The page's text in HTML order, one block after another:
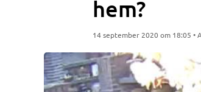
hem?
14 september 2020 om 18:05 •